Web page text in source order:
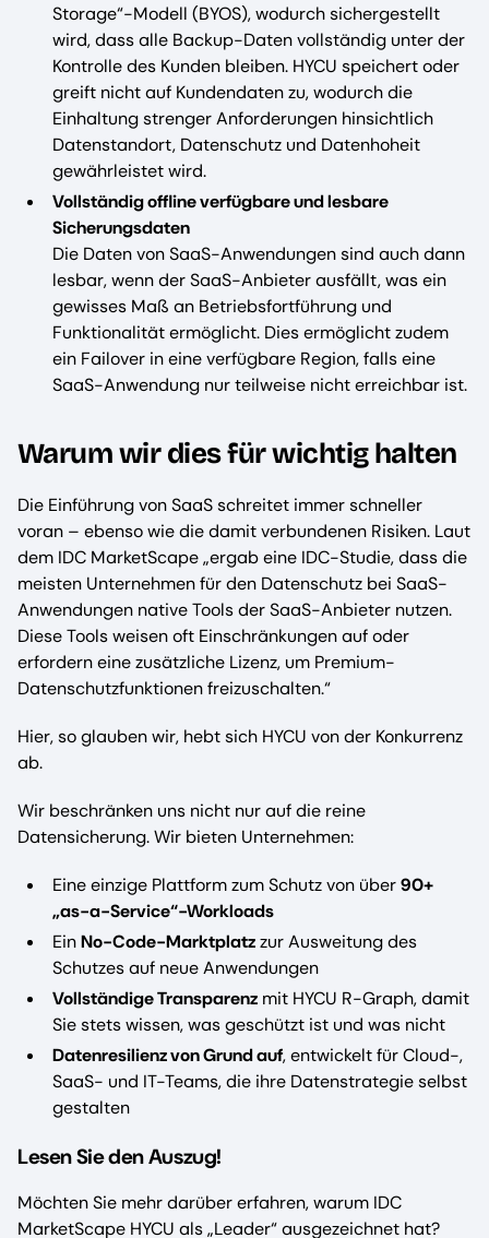
Storage“-Modell (BYOS), wodurch sichergestellt
wird, dass alle Backup-Daten vollständig unter der
Kontrolle des Kunden bleiben. HYCU speichert oder
greift nicht auf Kundendaten zu, wodurch die
Einhaltung strenger Anforderungen hinsichtlich
Datenstandort, Datenschutz und Datenhoheit
gewährleistet wird.
Vollständig offline verfügbare und lesbare
Sicherungsdaten
Die Daten von SaaS-Anwendungen sind auch dann
lesbar, wenn der SaaS-Anbieter ausfällt, was ein
gewisses Maß an Betriebsfortführung und
Funktionalität ermöglicht. Dies ermöglicht zudem
ein Failover in eine verfügbare Region, falls eine
SaaS-Anwendung nur teilweise nicht erreichbar ist.
Warum wir dies für wichtig halten
Die Einführung von SaaS schreitet immer schneller
voran – ebenso wie die damit verbundenen Risiken. Laut
dem IDC MarketScape „ergab eine IDC-Studie, dass die
meisten Unternehmen für den Datenschutz bei SaaS-
Anwendungen native Tools der SaaS-Anbieter nutzen.
Diese Tools weisen oft Einschränkungen auf oder
erfordern eine zusätzliche Lizenz, um Premium-
Datenschutzfunktionen freizuschalten.“
Hier, so glauben wir, hebt sich HYCU von der Konkurrenz
ab.
Wir beschränken uns nicht nur auf die reine
Datensicherung. Wir bieten Unternehmen:
Eine einzige Plattform zum Schutz von über90+
„as-a-Service“-Workloads
EinNo-Code-Marktplatzzur Ausweitung des
Schutzes auf neue Anwendungen
Vollständige Transparenz mit HYCU R-Graph, damit
Sie stets wissen, was geschützt ist und was nicht
Datenresilienz von Grund auf, entwickelt für Cloud-,
SaaS- und IT-Teams, die ihre Datenstrategie selbst
gestalten
Lesen Sie den Auszug!
Möchten Sie mehr darüber erfahren, warum IDC
MarketScape HYCU als „Leader“ ausgezeichnet hat?